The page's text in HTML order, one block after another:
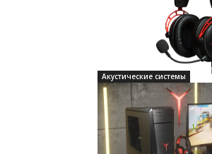
Акустические системы